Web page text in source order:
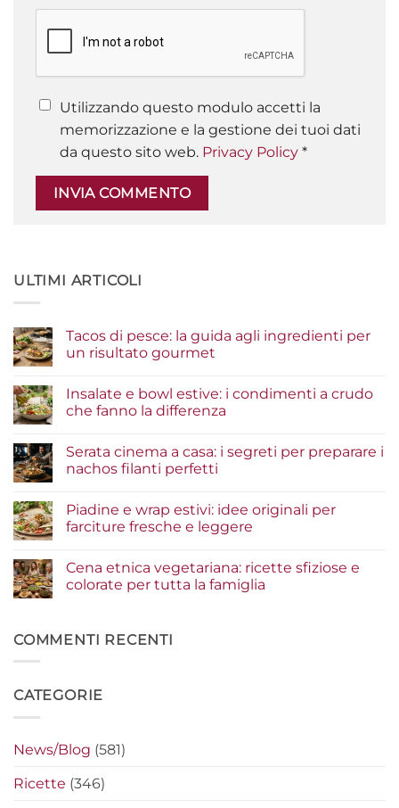
Utilizzando questo modulo accetti la
memorizzazione e la gestione dei tuoi dati
da questo sito web. Privacy Policy *
ULTIMI ARTICOLI
Tacos di pesce: la guida agli ingredienti per
un risultato gourmet
su
Tacos
di
guida
agli
ingredienti
risultato
gourmet
Insalate e bowl estive: i condimenti a crudo
che fanno la differenza
su
Insalate
e
condimenti
a
fanno
la
differenza
Serata cinema a casa: i segreti per preparare i
nachos filanti perfetti
su
Serata
cinema
i
segreti
per
filanti
perfetti
Piadine e wrap estivi: idee originali per
farciture fresche e leggere
su
Piadine
e
originali
per
leggere
Cena etnica vegetariana: ricette sfiziose e
colorate per tutta la famiglia
Cena
etnica
e
la
famiglia
COMMENTI RECENTI
CATEGORIE
News/Blog (581)
Ricette (346)